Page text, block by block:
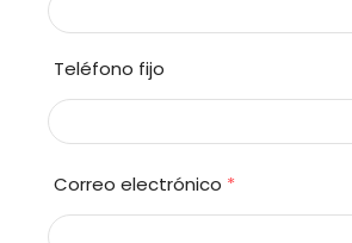
Teléfono fijo
Correo electrónico *